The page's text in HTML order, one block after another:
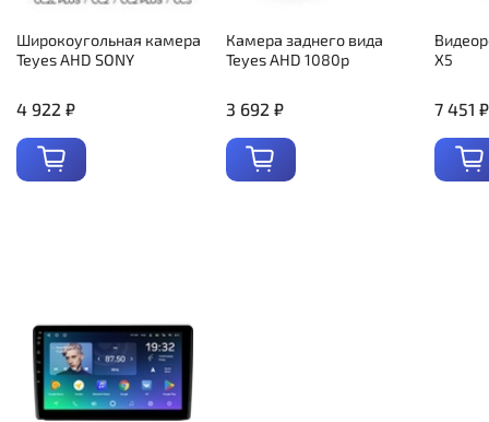
Широкоугольная камера
Teyes AHD SONY
4 922 ₽
Камера заднего вида
Teyes AHD 1080p
3 692 ₽
X5
7 451 ₽